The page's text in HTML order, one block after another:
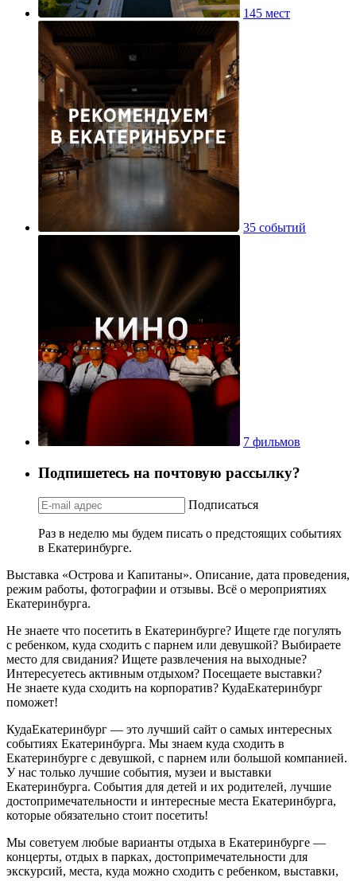
145 мест
35 событий
7 фильмов
Подпишетесь на почтовую рассылку?
Подписаться
Раз в неделю мы будем писать о предстоящих событиях
в Екатеринбурге.
Выставка «Острова и Капитаны». Описание, дата проведения,
режим работы, фотографии и отзывы. Всё о мероприятиях
Екатеринбурга.
Не знаете что посетить в Екатеринбурге? Ищете где погулять
с ребенком, куда сходить с парнем или девушкой? Выбираете
место для свидания? Ищете развлечения на выходные?
Интересуетесь активным отдыхом? Посещаете выставки?
Не знаете куда сходить на корпоратив? КудаЕкатеринбург
поможет!
КудаЕкатеринбург — это лучший сайт о самых интересных
событиях Екатеринбурга. Мы знаем куда сходить в
Екатеринбурге с девушкой, с парнем или большой компанией.
У нас только лучшие события, музеи и выставки
Екатеринбурга. События для детей и их родителей, лучшие
достопримечательности и интересные места Екатеринбурга,
которые обязательно стоит посетить!
Мы советуем любые варианты отдыха в Екатеринбурге —
концерты, отдых в парках, достопримечательности для
экскурсий, места, куда можно сходить с ребенком, выставки,